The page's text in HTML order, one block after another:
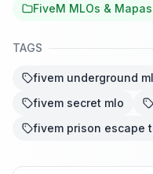
FiveM MLOs & Mapas
TAGS
fivem underground
fivem secret mlo
fivem prison escape